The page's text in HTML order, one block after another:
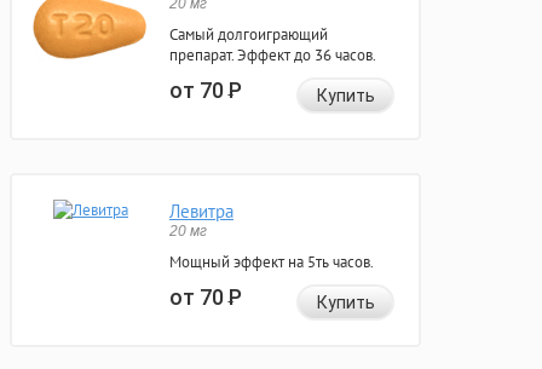
20 мг
Самый долгоиграющий
препарат. Эффект до 36 часов.
от 70Р Купить
Левитра
20 мг
Мощный эффект на 5ть часов.
от 70Р Купить